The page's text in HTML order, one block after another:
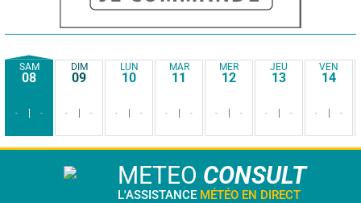
SAM
08
- -
DIM
09
- -
LUN
10
- -
MAR
11
- -
MER
12
- -
JEU
13
- -
VEN
14
- -
METEO CONSULT
L'ASSISTANCE MÉTÉO EN DIRECT